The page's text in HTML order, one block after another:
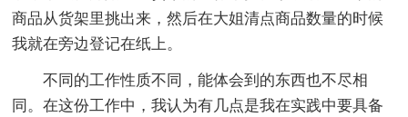
商品从货架里挑出来，然后在大姐清点商品数量的时候
我就在旁边登记在纸上。
不同的工作性质不同，能体会到的东西也不尽相
同。在这份工作中，我认为有几点是我在实践中要具备